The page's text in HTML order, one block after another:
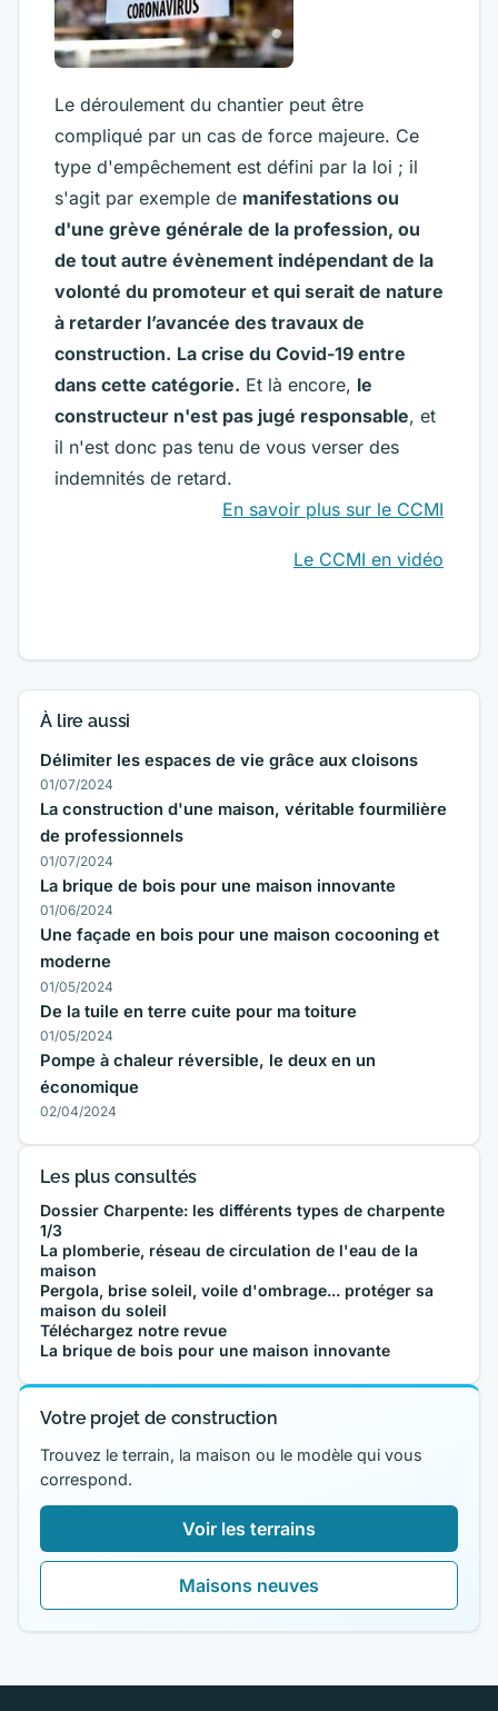
Le déroulement du chantier peut être
compliqué par un cas de force majeure. Ce
type d'empêchement est défini par la loi ; il
s'agit par exemple de manifestations ou
d'une grève générale de la profession, ou
de tout autre évènement indépendant de la
volonté du promoteur et qui serait de nature
à retarder l’avancée des travaux de
construction. La crise du Covid-19 entre
dans cette catégorie. Et là encore, le
constructeur n'est pas jugé responsable, et
il n'est donc pas tenu de vous verser des
indemnités de retard.
En savoir plus sur le CCMI
Le CCMI en vidéo
À lire aussi
Délimiter les espaces de vie grâce aux cloisons
01/07/2024
La construction d'une maison, véritable fourmilière
de professionnels
01/07/2024
La brique de bois pour une maison innovante
01/06/2024
Une façade en bois pour une maison cocooning et
moderne
01/05/2024
De la tuile en terre cuite pour ma toiture
01/05/2024
Pompe à chaleur réversible, le deux en un
économique
02/04/2024
Les plus consultés
Dossier Charpente: les différents types de charpente
1/3
La plomberie, réseau de circulation de l'eau de la
maison
Pergola, brise soleil, voile d'ombrage... protéger sa
maison du soleil
Téléchargez notre revue
La brique de bois pour une maison innovante
Votre projet de construction
Trouvez le terrain, la maison ou le modèle qui vous
correspond.
Voir les terrains
Maisons neuves